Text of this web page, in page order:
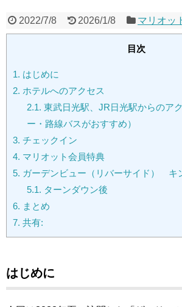
2022/7/8 2026/1/8 マリオッ
目次
1. はじめに
2. ホテルへのアクセス
2.1. 東武日光駅、JR日光駅からのア
ー・路線バスがおすすめ）
3. チェックイン
4. マリオット会員特典
5. ガーデンビュー（リバーサイド） キ
5.1. ターンダウン後
6. まとめ
7. 共有:
はじめに